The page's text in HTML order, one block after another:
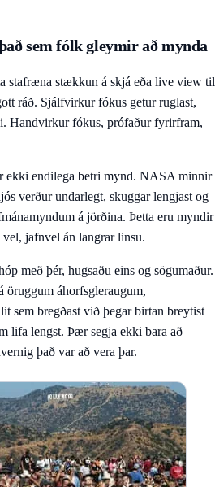
sem fólk gleymir að mynda
stafræna stækkun á skjá eða live view til
ráð. Sjálfvirkur fókus getur ruglast,
Handvirkur fókus, prófaður fyrirfram,
ekki endilega betri mynd. NASA minnir
verður undarlegt, skuggar lengjast og
á jörðina. Þetta eru myndir
jafnvel án langrar linsu.
með þér, hugsaðu eins og sögumaður.
öruggum áhorfsgleraugum,
sem bregðast við þegar birtan breytist
lifa lengst. Þær segja ekki bara að
það var að vera þar.